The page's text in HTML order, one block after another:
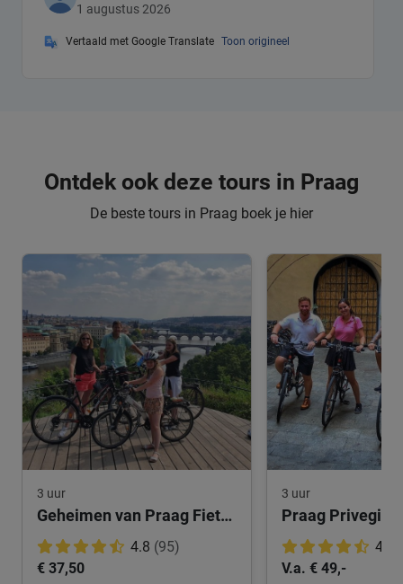
1 augustus 2026
Vertaald met Google Translate Toon origineel
Ontdek ook deze tours in Praag
De beste tours in Praag boek je hier
3 uur
Geheimen van Praag Fietstocht
4.8 (95)
€ 37,50
3 uur
Praag
4.9
V.a. € 49,-